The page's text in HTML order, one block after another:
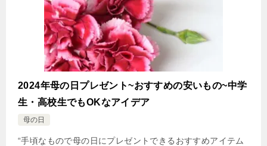
2024年母の日プレゼント~おすすめの安いもの~中学
生・高校生でもOKなアイデア
母の日
“手頃なもので母の日にプレゼントできるおすすめアイテム